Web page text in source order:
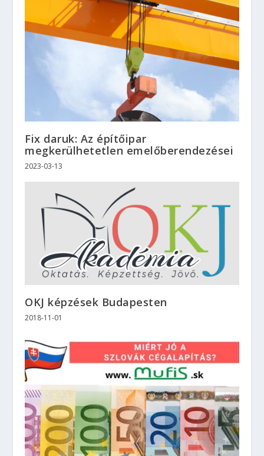
Fix daruk: Az építőipar
megkerülhetetlen emelőberendezései
2023-03-13
OKJ képzések Budapesten
2018-11-01